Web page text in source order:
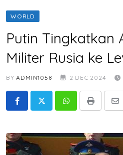
WORLD
Putin Tingkatkan
Militer Rusia ke
BYADMIN1058 2 DEC 2024
WhatsappPrint